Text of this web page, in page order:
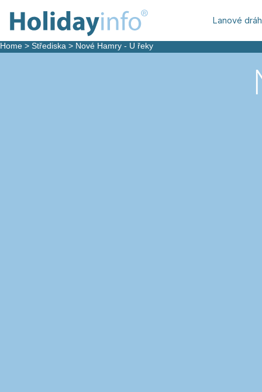
Lanové
Home > Střediska > Nové Hamry - U řeky